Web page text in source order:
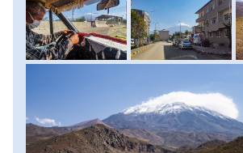
a ritkás sztyeppet gyér füvű legelők
fel tünedeznek a nomád kurdok sátrai,
legelő birkanyájaik. Ha szerencsénk
pohár ajranra (erjesztett sózott
alátámasztott hagyományos, kecske
szőtt sátrakban élnek, és az év nagy
a téli idő beálltával ereszkednek
lábához.Hatalmas bazalttömbök